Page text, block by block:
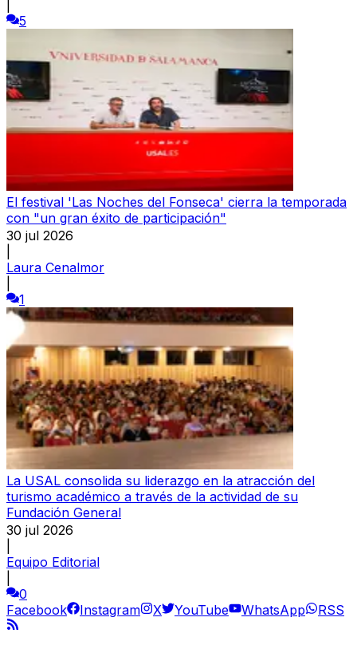
5
El festival 'Las Noches del Fonseca' cierra la temporada
con "un gran éxito de participación"
30 jul 2026
Laura Cenalmor
1
La USAL consolida su liderazgo en la atracción del
turismo académico a través de la actividad de su
Fundación General
30 jul 2026
Equipo Editorial
0
Facebook
Instagram X YouTube WhatsApp RSS